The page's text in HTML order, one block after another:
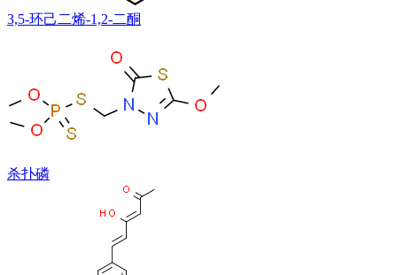
3,5-环己二烯-1,2-二酮
杀扑磷